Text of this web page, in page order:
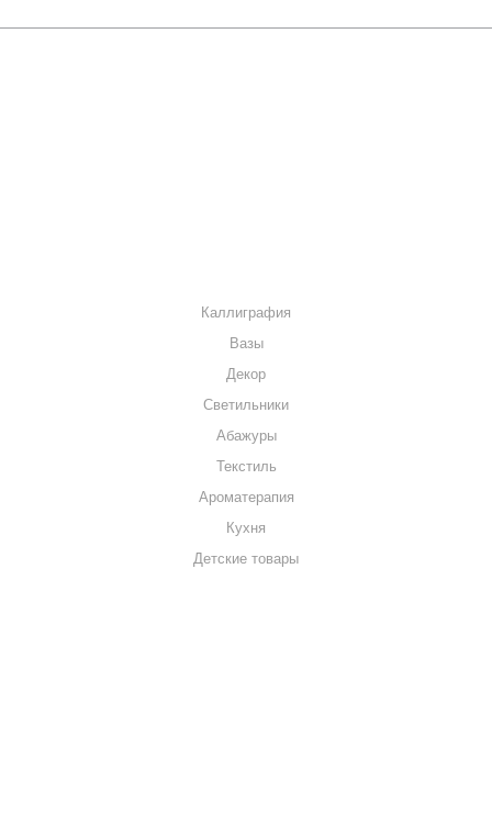
Каллиграфия
Вазы
Декор
Светильники
Абажуры
Текстиль
Ароматерапия
Кухня
Детские товары